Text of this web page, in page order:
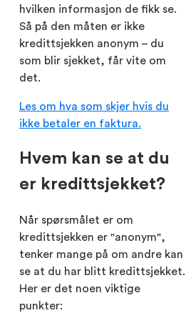
hvilken informasjon de fikk se.
Så på den måten er ikke
kredittsjekken anonym – du
som blir sjekket, får vite om
det.
Les om hva som skjer hvis du
ikke betaler en faktura.
Hvem kan se at du
er kredittsjekket?
Når spørsmålet er om
kredittsjekken er "anonym",
tenker mange på om andre kan
se at du har blitt kredittsjekket.
Her er det noen viktige
punkter: